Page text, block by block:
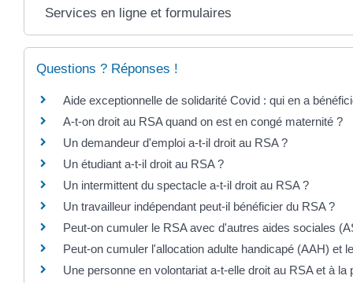
Services en ligne et formulaires
Questions ? Réponses !
Aide exceptionnelle de solidarité Covid : qui en a
A-t-on droit au RSA quand on est en congé maternité ?
Un demandeur d'emploi a-t-il droit au RSA ?
Un étudiant a-t-il droit au RSA ?
Un intermittent du spectacle a-t-il droit au RSA ?
Un travailleur indépendant peut-il bénéficier du RSA ?
Peut-on cumuler le RSA avec d'autres aides sociales
Peut-on cumuler l'allocation adulte handicapé (AAH) et
Une personne en volontariat a-t-elle droit au RSA et à la